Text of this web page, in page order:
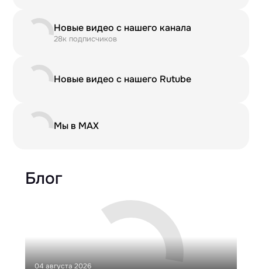
Новые видео с нашего канала
28к подписчиков
Новые видео с нашего Rutube
Мы в MAX
Блог
04 августа 2026